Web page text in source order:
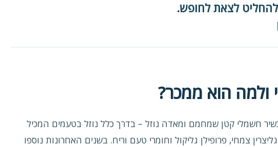
לצאת לחופש.
ולמה הוא ממכר?
חשמלי קטן שמחמם ומאדה נוזל – בדרך כלל נוזל בטעמים המכיל
צמחי, פרופילן גליקול וחומרי טעם וריח. בשנים האחרונות נוספו